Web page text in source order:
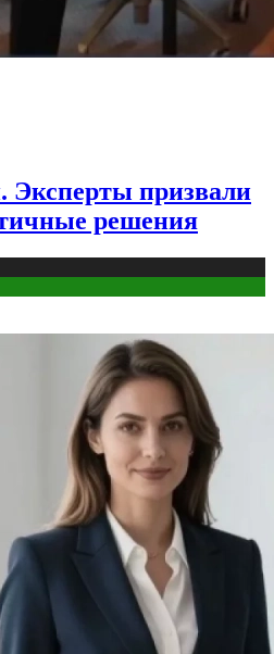
Эксперты призвали
решения